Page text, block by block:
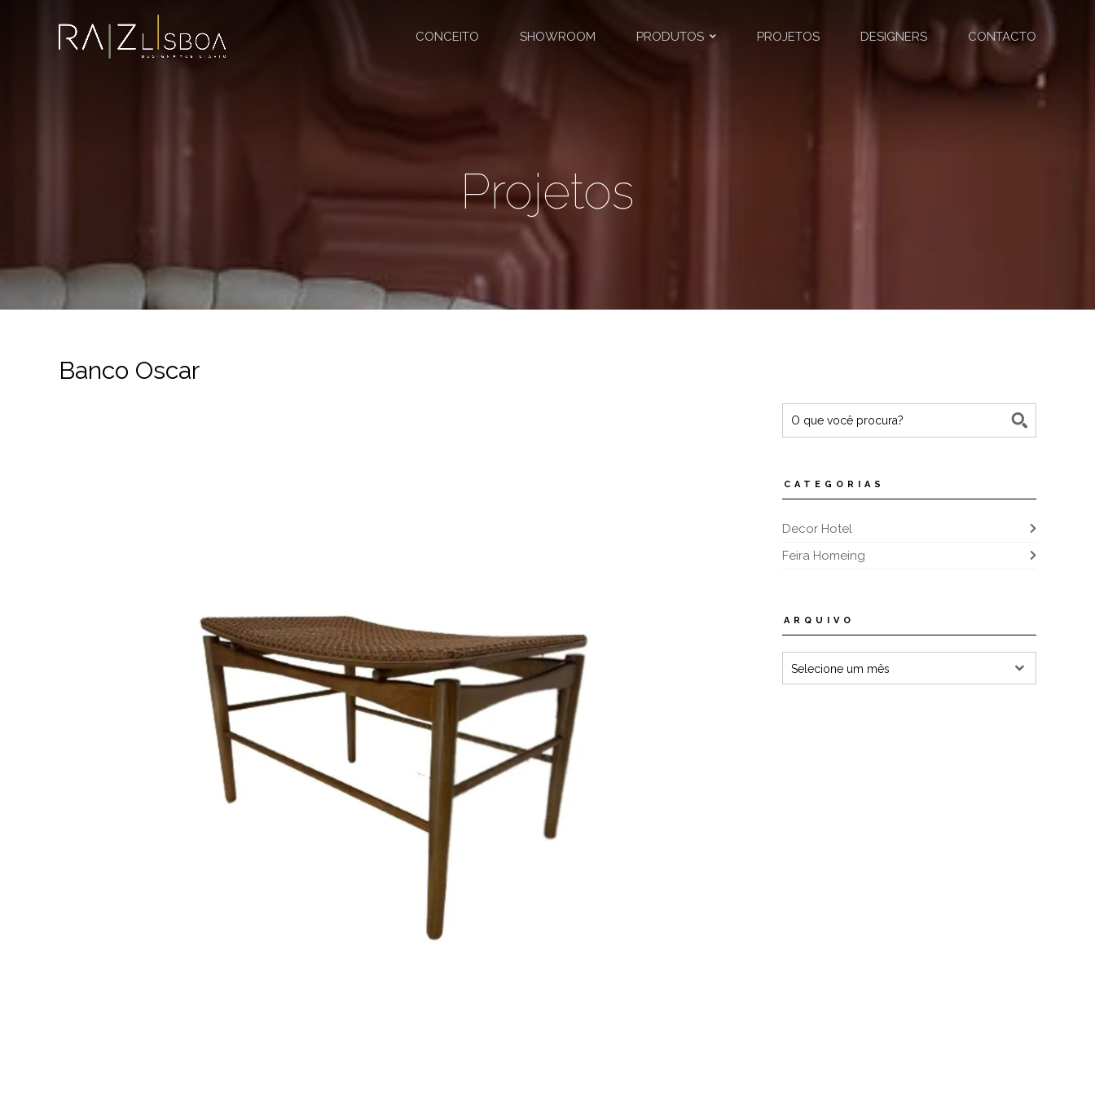
CONCEITO SHOWROOM PRODUTOS PROJETOS DESIGNERS CONTACTO
Projetos
Banco Oscar
CATEGORIAS
Decor Hotel
Feira Homeing
ARQUIVO